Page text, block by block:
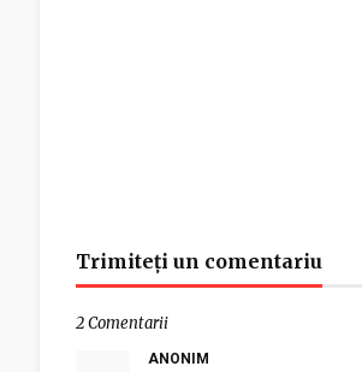
Trimiteți un comentariu
2 Comentarii
ANONIM